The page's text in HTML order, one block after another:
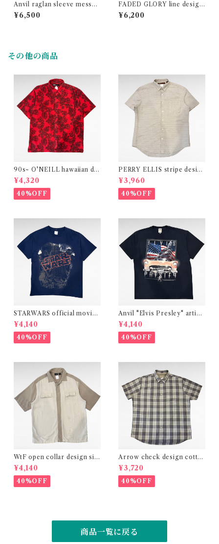
Anvil raglan sleeve messag
e print t-shirt
¥6,500
FADED GLORY line design
ribbed knit cutsew
¥6,200
その他の商品
90s~ O'NEILL hawaiian de
sign cotton shirt（made in
U.S.A）
¥4,320
40%OFF
PERRY ELLIS stripe design
linen cotton shirt
¥3,960
40%OFF
STARWARS official movie
print t-shirt
¥4,140
40%OFF
Anvil "Elvis Presley" artist
print t-shirt
¥4,140
40%OFF
WtF open collar design silk
shirt
¥4,140
40%OFF
Arrow check design cotto
n polyester shirt
¥3,720
40%OFF
商品一覧に戻る